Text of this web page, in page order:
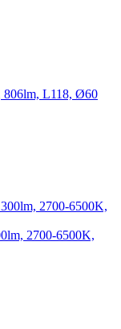
806lm, L118, Ø60
2700-6500K,